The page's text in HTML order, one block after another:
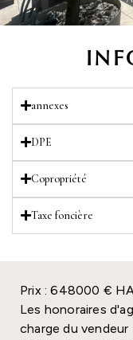
annexes
DPE
Copropriété
Taxe foncière
Prix : 648000 €
Les honoraires
charge du vendeur